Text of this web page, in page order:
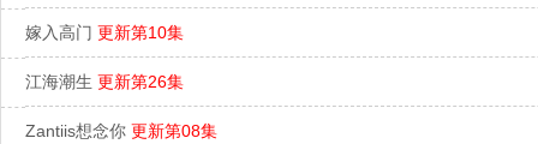
嫁入高门 更新第10集
江海潮生 更新第26集
Zantiis想念你 更新第08集